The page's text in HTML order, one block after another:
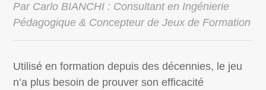
Par Carlo BIANCHI : Consultant en Ingénierie
Pédagogique & Concepteur de Jeux de Formation
Utilisé en formation depuis des décennies, le jeu
n’a plus besoin de prouver son efficacité